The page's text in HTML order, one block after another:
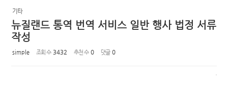
기타
뉴질랜드 통역 번역 서비스 일반 행사 법정 서류
작성
simple 조회 수 3432 추천 수 0 댓글 0
Sketchbook5, 스케치북5